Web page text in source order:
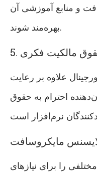
و منابع آموزشی آن
بهره‌مند شوند.
مالکیت فکری
علاوه بر رعایت
احترام به حقوق
مایکروسافت
را برای نیازهای